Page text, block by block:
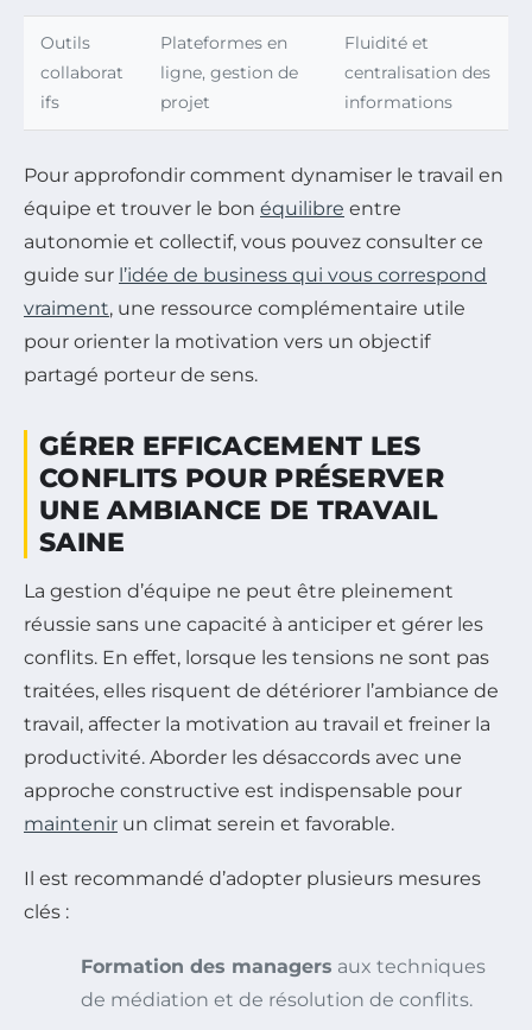
Outils
collaborat
ifs
Plateformes en
ligne, gestion de
projet
Fluidité et
centralisation des
informations
Pour approfondir comment dynamiser le travail en
équipe et trouver le bon équilibre entre
autonomie et collectif, vous pouvez consulter ce
guide sur l’idée de business qui vous correspond
vraiment, une ressource complémentaire utile
pour orienter la motivation vers un objectif
partagé porteur de sens.
GÉRER EFFICACEMENT LES
CONFLITS POUR PRÉSERVER
UNE AMBIANCE DE TRAVAIL
SAINE
La gestion d’équipe ne peut être pleinement
réussie sans une capacité à anticiper et gérer les
conflits. En effet, lorsque les tensions ne sont pas
traitées, elles risquent de détériorer l’ambiance de
travail, affecter la motivation au travail et freiner la
productivité. Aborder les désaccords avec une
approche constructive est indispensable pour
maintenir un climat serein et favorable.
Il est recommandé d’adopter plusieurs mesures
clés :
Formation des managers aux techniques
de médiation et de résolution de conflits.